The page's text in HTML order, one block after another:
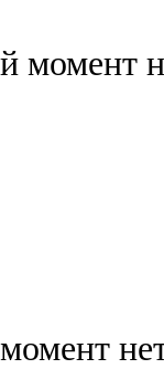
момент